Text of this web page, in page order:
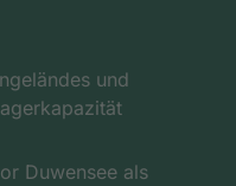
und
Duwensee als